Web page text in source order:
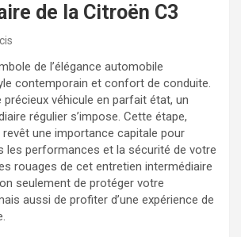
de la Citroën C3
de l’élégance automobile
contemporain et confort de conduite.
véhicule en parfait état, un
régulier s’impose. Cette étape,
revêt une importance capitale pour
les performances et la sécurité de votre
rouages de cet entretien intermédiaire
seulement de protéger votre
aussi de profiter d’une expérience de